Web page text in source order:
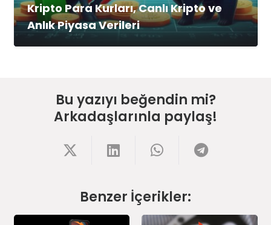
Kripto Para Kurları, Canlı Kripto ve
Anlık Piyasa Verileri
Bu yazıyı beğendin mi?
Arkadaşlarınla paylaş!
Benzer İçerikler: